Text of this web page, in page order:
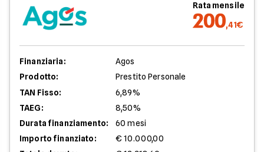
Rata mensile
200,41€
Finanziaria:
Agos
Prodotto:
Prestito Personale
TAN Fisso:
6,89%
TAEG:
8,50%
Durata finanziamento:
60 mesi
Importo finanziato:
€ 10.000,00